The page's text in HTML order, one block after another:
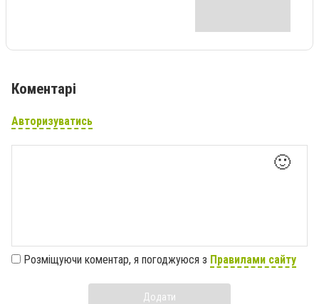
Коментарі
Авторизуватись
🙂
Розміщуючи коментар, я погоджуюся з Правилами сайту
Додати